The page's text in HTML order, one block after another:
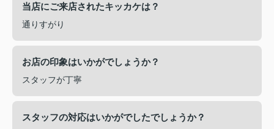
当店にご来店されたキッカケは？
通りすがり
お店の印象はいかがでしょうか？
スタッフが丁寧
スタッフの対応はいかがでしたでしょうか？